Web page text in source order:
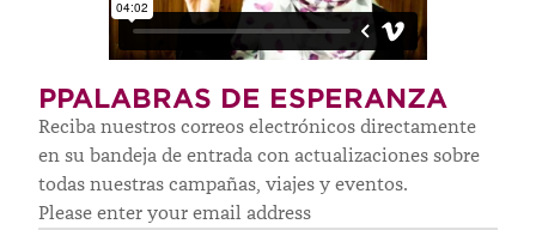
PPALABRAS DE ESPERANZA
Reciba nuestros correos electrónicos directamente
en su bandeja de entrada con actualizaciones sobre
todas nuestras campañas, viajes y eventos.
Please enter your email address